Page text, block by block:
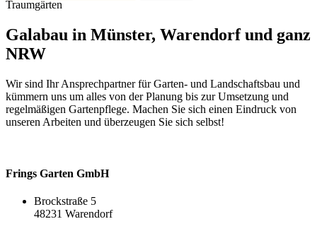
Traumgärten
Galabau in Münster, Warendorf und ganz
NRW
Wir sind Ihr Ansprechpartner für Garten- und Landschaftsbau und
kümmern uns um alles von der Planung bis zur Umsetzung und
regelmäßigen Gartenpflege. Machen Sie sich einen Eindruck von
unseren Arbeiten und überzeugen Sie sich selbst!
Frings Garten GmbH
Brockstraße 5
48231 Warendorf